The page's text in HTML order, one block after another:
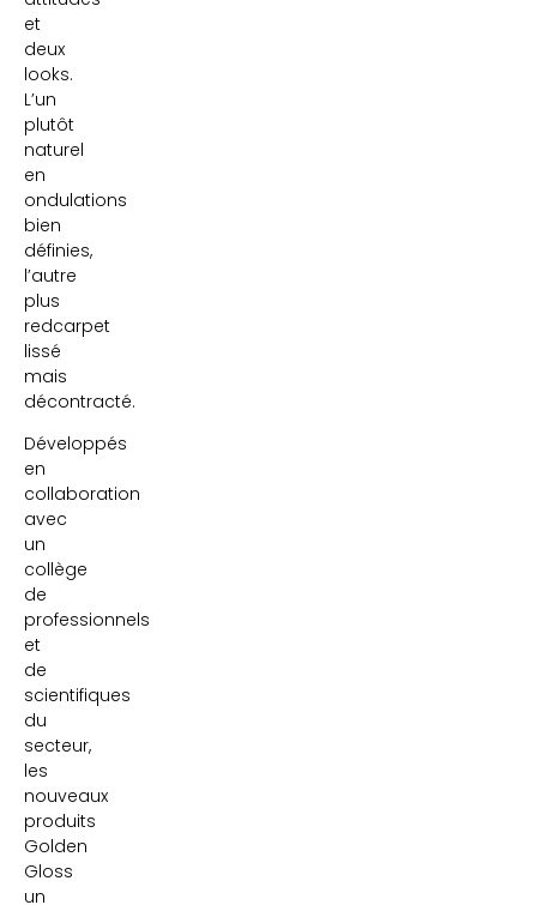
et
deux
looks.
L’un
plutôt
naturel
en
ondulations
bien
définies,
l’autre
plus
redcarpet
lissé
mais
décontracté.
Développés
en
collaboration
avec
un
collège
de
professionnels
et
de
scientifiques
du
secteur,
les
nouveaux
produits
Golden
Gloss
un